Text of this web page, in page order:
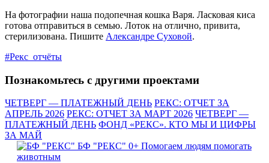
На фотографии наша подопечная кошка Варя. Ласковая киса
готова отправиться в семью. Лоток на отлично, привита,
стерилизована. Пишите Александре Суховой.
#Рекс_отчёты
Познакомьтесь с другими проектами
ЧЕТВЕРГ — ПЛАТЕЖНЫЙ ДЕНЬ РЕКС: ОТЧЕТ ЗА
АПРЕЛЬ 2026 РЕКС: ОТЧЕТ ЗА МАРТ 2026 ЧЕТВЕРГ —
ПЛАТЕЖНЫЙ ДЕНЬ ФОНД «РЕКС». КТО МЫ И ЦИФРЫ
ЗА МАЙ
БФ "РЕКС" 0+ Помогаем людям помогать
животным